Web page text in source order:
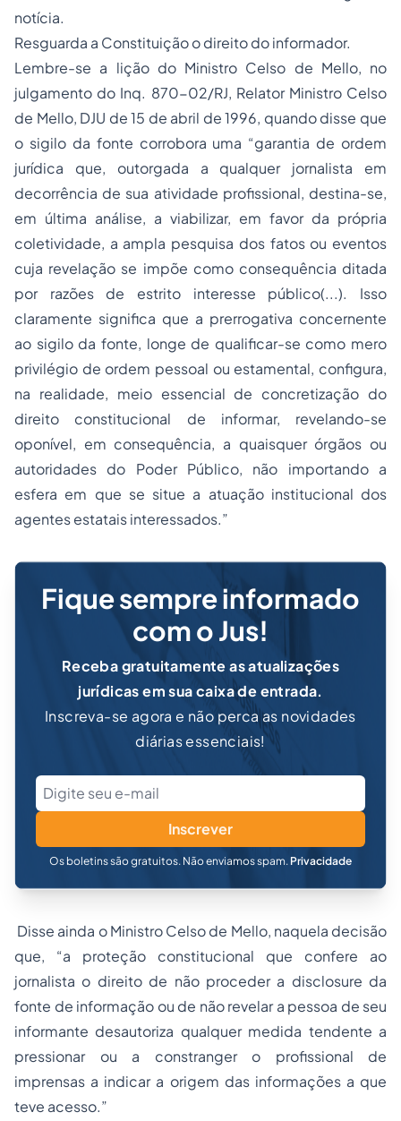
notícia.
Resguarda a Constituição o direito do informador.
Lembre-se a lição do Ministro Celso de Mello, no
julgamento do Inq. 870-02/RJ, Relator Ministro Celso
de Mello, DJU de 15 de abril de 1996, quando disse que
o sigilo da fonte corrobora uma “garantia de ordem
jurídica que, outorgada a qualquer jornalista em
decorrência de sua atividade profissional, destina-se,
em última análise, a viabilizar, em favor da própria
coletividade, a ampla pesquisa dos fatos ou eventos
cuja revelação se impõe como consequência ditada
por razões de estrito interesse público(...). Isso
claramente significa que a prerrogativa concernente
ao sigilo da fonte, longe de qualificar-se como mero
privilégio de ordem pessoal ou estamental, configura,
na realidade, meio essencial de concretização do
direito constitucional de informar, revelando-se
oponível, em consequência, a quaisquer órgãos ou
autoridades do Poder Público, não importando a
esfera em que se situe a atuação institucional dos
agentes estatais interessados.”
Fique sempre informado
com o Jus!
Receba gratuitamente as atualizações
jurídicas em sua caixa de entrada.
Inscreva-se agora e não perca as novidades
diárias essenciais!
Inscrever
Os boletins são gratuitos. Não enviamos spam. Privacidade
Disse ainda o Ministro Celso de Mello, naquela decisão
que, “a proteção constitucional que confere ao
jornalista o direito de não proceder a disclosure da
fonte de informação ou de não revelar a pessoa de seu
informante desautoriza qualquer medida tendente a
pressionar ou a constranger o profissional de
imprensas a indicar a origem das informações a que
teve acesso.”